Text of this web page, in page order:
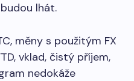
lhát.
měny s použitým FX
vklad, čistý příjem,
nedokáže